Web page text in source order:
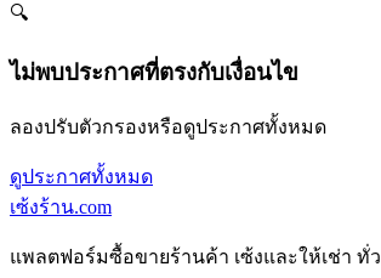
🔍
ไม่พบประกาศที่ตรงกับเงื่อนไข
ลองปรับตัวกรองหรือดูประกาศทั้งหมด
ดูประกาศทั้งหมด
เซ้งร้าน.com
แพลตฟอร์มซื้อขายร้านค้า เซ้งและให้เช่า ทั่